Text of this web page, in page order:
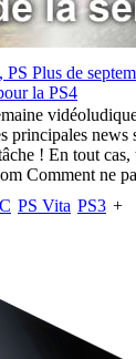
Plus de
la PS4
principales news
! En tout
Comment ne
PS Vita PS3 +